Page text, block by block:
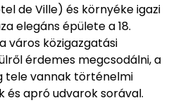
de Ville) és környéke igazi
elegáns épülete a 18.
város közigazgatási
érdemes megcsodálni, a
tele vannak történelmi
és apró udvarok sorával.